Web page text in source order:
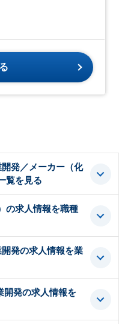
発／メーカー（化
覧を見る
の求人情報を職種
発の求人情報を業
開発の求人情報を